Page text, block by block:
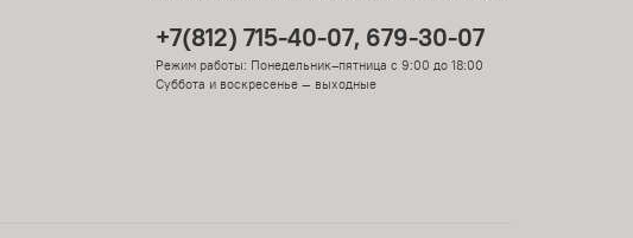
+7(812) 715-40-07, 679-30-07
Режим работы: Понедельник–пятница с 9:00 до 18:00
Суббота и воскресенье — выходные